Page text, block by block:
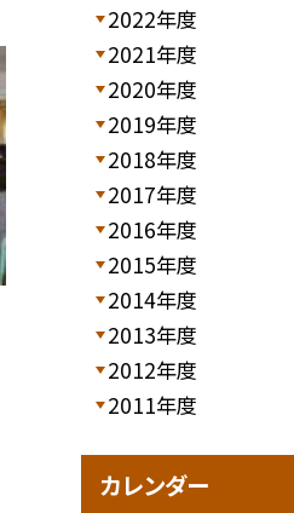
2022年度
2021年度
2020年度
2019年度
2018年度
2017年度
2016年度
2015年度
2014年度
2013年度
2012年度
2011年度
カレンダー